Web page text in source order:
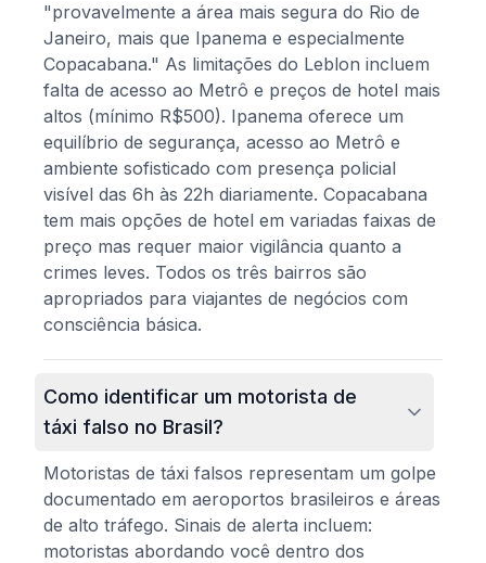
"provavelmente a área mais segura do Rio de
Janeiro, mais que Ipanema e especialmente
Copacabana." As limitações do Leblon incluem
falta de acesso ao Metrô e preços de hotel mais
altos (mínimo R$500). Ipanema oferece um
equilíbrio de segurança, acesso ao Metrô e
ambiente sofisticado com presença policial
visível das 6h às 22h diariamente. Copacabana
tem mais opções de hotel em variadas faixas de
preço mas requer maior vigilância quanto a
crimes leves. Todos os três bairros são
apropriados para viajantes de negócios com
consciência básica.
Como identificar um motorista de
táxi falso no Brasil?
Motoristas de táxi falsos representam um golpe
documentado em aeroportos brasileiros e áreas
de alto tráfego. Sinais de alerta incluem:
motoristas abordando você dentro dos